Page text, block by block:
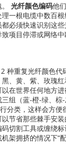
光纤颜色编码他
一根电缆中数百
必须快速识别这
项目停滞或网络中
种重复光纤颜色代
、黄、紫、玫瑰
在世界任何地方
组（蓝-橙-绿、棕
分类，这样会方便
节省那些棘手安
切割工具或缠绕
架拥挤的情况下“